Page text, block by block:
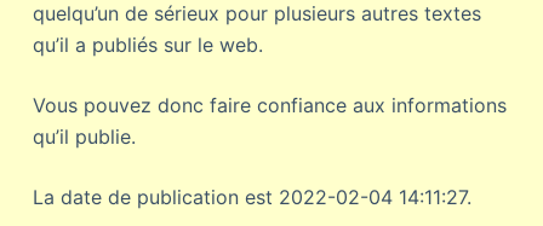
quelqu’un de sérieux pour plusieurs autres textes
qu’il a publiés sur le web.
Vous pouvez donc faire confiance aux informations
qu’il publie.
La date de publication est 2022-02-04 14:11:27.